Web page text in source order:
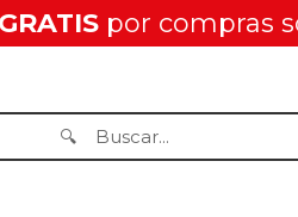
por compras